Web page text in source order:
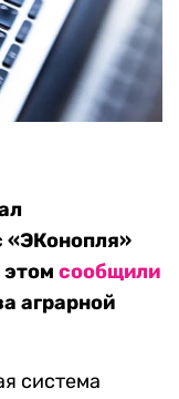
«ЭКонопля»
сообщили
аграрной
система